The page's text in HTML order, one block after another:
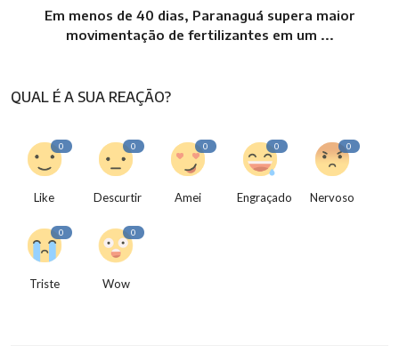
Em menos de 40 dias, Paranaguá supera maior
movimentação de fertilizantes em um ...
QUAL É A SUA REAÇÃO?
0
Like
0
Descurtir
0
Amei
0
Engraçado
0
Nervoso
0
Triste
0
Wow